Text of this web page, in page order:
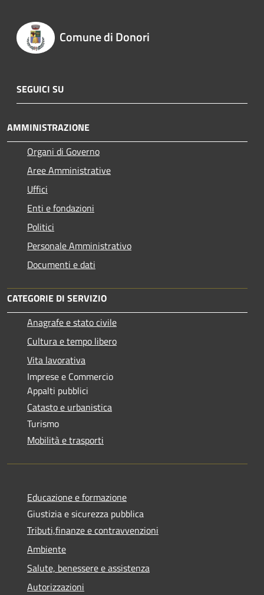
Comune di Donori
SEGUICI SU
AMMINISTRAZIONE
Organi di Governo
Aree Amministrative
Uffici
Enti e fondazioni
Politici
Personale Amministrativo
Documenti e dati
CATEGORIE DI SERVIZIO
Anagrafe e stato civile
Cultura e tempo libero
Vita lavorativa
Imprese e Commercio
Appalti pubblici
Catasto e urbanistica
Turismo
Mobilità e trasporti
Educazione e formazione
Giustizia e sicurezza pubblica
Tributi,finanze e contravvenzioni
Ambiente
Salute, benessere e assistenza
Autorizzazioni